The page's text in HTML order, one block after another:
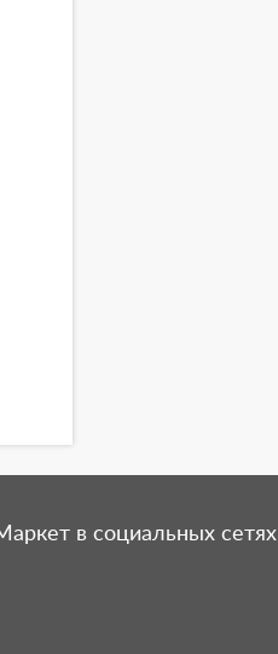
в социальных сетях